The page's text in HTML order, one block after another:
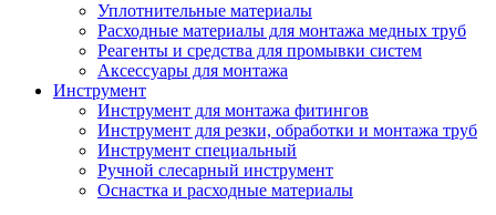
Уплотнительные материалы
Расходные материалы для монтажа медных труб
Реагенты и средства для промывки систем
Аксессуары для монтажа
Инструмент
Инструмент для монтажа фитингов
Инструмент для резки, обработки и монтажа труб
Инструмент специальный
Ручной слесарный инструмент
Оснастка и расходные материалы